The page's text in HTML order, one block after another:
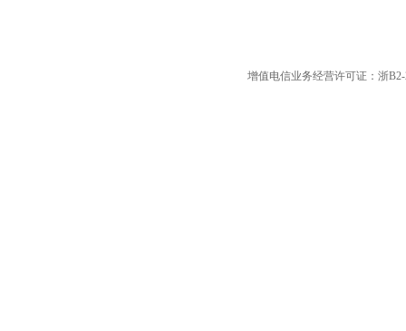
增值电信业务经营许可证：浙